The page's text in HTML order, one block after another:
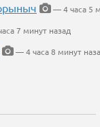
— 4 часа 5
7 минут назад
— 4 часа 8 минут